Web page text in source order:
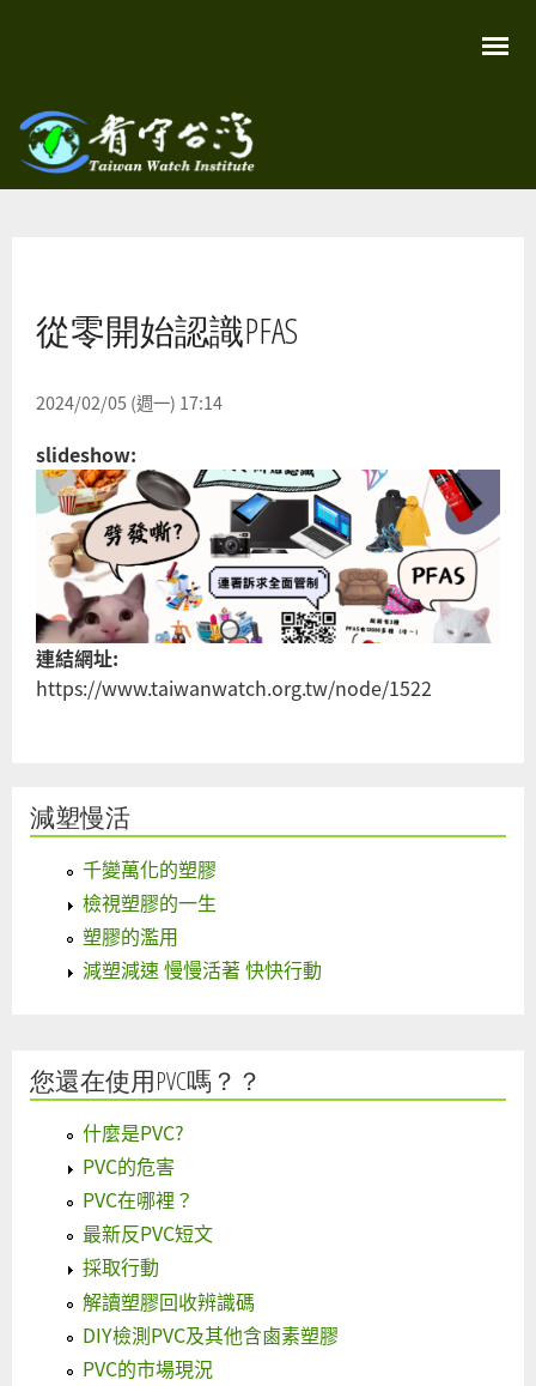
容
Watch
從零開始認識PFAS
2024/02/05 (週一) 17:14
slideshow:
連結網址:
https://www.taiwanwatch.org.tw/node/1522
減塑慢活
千變萬化的塑膠
檢視塑膠的一生
塑膠的濫用
減塑減速 慢慢活著 快快行動
您還在使用PVC嗎？？
什麼是PVC?
PVC的危害
PVC在哪裡？
最新反PVC短文
採取行動
解讀塑膠回收辨識碼
DIY檢測PVC及其他含鹵素塑膠
PVC的市場現況